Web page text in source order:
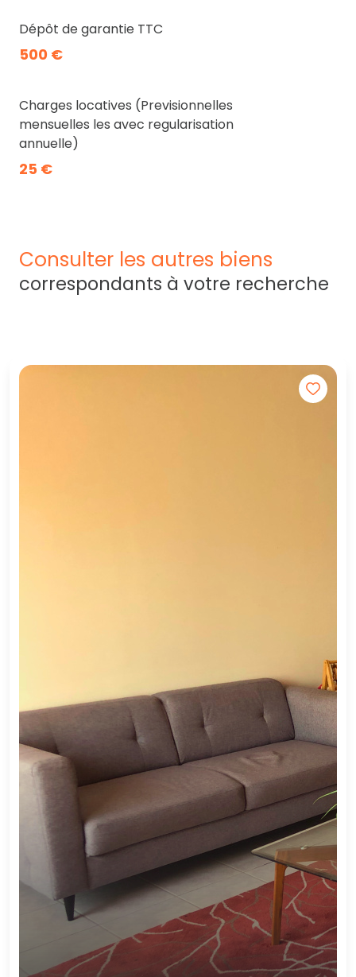
Dépôt de garantie TTC
500 €
Charges locatives (Previsionnelles
mensuelles les avec regularisation
annuelle)
25 €
consulter les autres biens
correspondants à votre recherche